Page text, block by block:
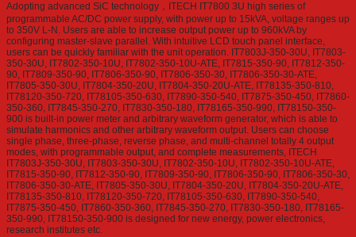
Adopting advanced SiC technology，ITECH IT7800 3U high series of
programmable AC/DC power supply, with power up to 15kVA, voltage ranges up
to 350V L-N. Users are able to increase output power up to 960kVA by
configuring master-slave parallel. With intuitive LCD touch panel interface,
users can be quickly familiar with the unit operation. IT7803J-350-30U, IT7803-
350-30U, IT7802-350-10U, IT7802-350-10U-ATE, IT7815-350-90, IT7812-350-
90, IT7809-350-90, IT7806-350-90, IT7806-350-30, IT7806-350-30-ATE,
IT7805-350-30U, IT7804-350-20U, IT7804-350-20U-ATE, IT78135-350-810,
IT78120-350-720, IT78105-350-630, IT7890-350-540, IT7875-350-450, IT7860-
350-360, IT7845-350-270, IT7830-350-180, IT78165-350-990, IT78150-350-
900 is built-in power meter and arbitrary waveform generator, which is able to
simulate harmonics and other arbitrary waveform output. Users can choose
single phase, three-phase, reverse phase, and multi-channel totally 4 output
modes, with programmable output, and complete measurements, ITECH
IT7803J-350-30U, IT7803-350-30U, IT7802-350-10U, IT7802-350-10U-ATE,
IT7815-350-90, IT7812-350-90, IT7809-350-90, IT7806-350-90, IT7806-350-30,
IT7806-350-30-ATE, IT7805-350-30U, IT7804-350-20U, IT7804-350-20U-ATE,
IT78135-350-810, IT78120-350-720, IT78105-350-630, IT7890-350-540,
IT7875-350-450, IT7860-350-360, IT7845-350-270, IT7830-350-180, IT78165-
350-990, IT78150-350-900 is designed for new energy, power electronics,
research institutes etc.